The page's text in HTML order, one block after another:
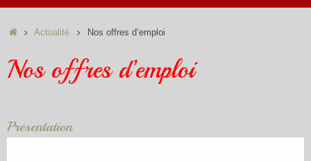
Accueil
Actualité Nos offres d’emploi
Nos offres d’emploi
Présentation